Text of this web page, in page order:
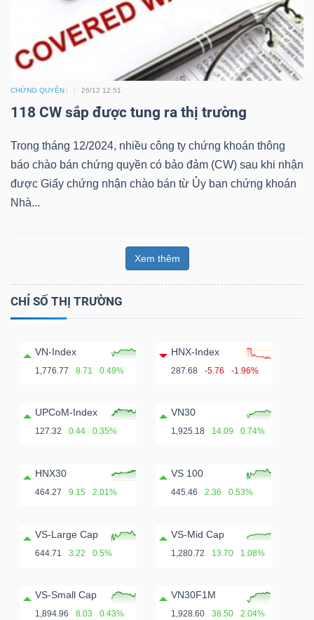
CHỨNG QUYỀN 26/12 12:51
118 CW sắp được tung ra thị trường
Trong tháng 12/2024, nhiều công ty chứng khoán thông
báo chào bán chứng quyền có bảo đảm (CW) sau khi nhận
được Giấy chứng nhận chào bán từ Ủy ban chứng khoán
Nhà...
Xem thêm
CHỈ SỐ THỊ TRƯỜNG
VN-Index
1,776.77 8.71 0.49%
HNX-Index
287.68 -5.76 -1.96%
UPCoM-Index
127.32 0.44 0.35%
VN30
1,925.18 14.09 0.74%
HNX30
464.27 9.15 2.01%
VS 100
445.46 2.36 0.53%
VS-Large Cap
644.71 3.22 0.5%
VS-Mid Cap
1,280.72 13.70 1.08%
VS-Small Cap
1,894.96 8.03 0.43%
VN30F1M
1,928.60 38.50 2.04%
Bài
viết
của
tác
(-)
Báo
cáo
Thuật
(-)
vụ
Sách